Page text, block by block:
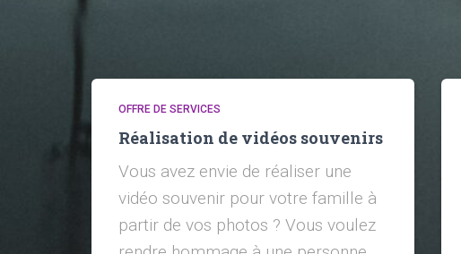
OFFRE DE SERVICES
Réalisation de vidéos souvenirs
Vous avez envie de réaliser une
vidéo souvenir pour votre famille à
partir de vos photos ? Vous voulez